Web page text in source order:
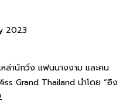
2023
หล่านักวิ่ง แฟนนางงาม และคน
Grand Thailand นำโดย “อิง